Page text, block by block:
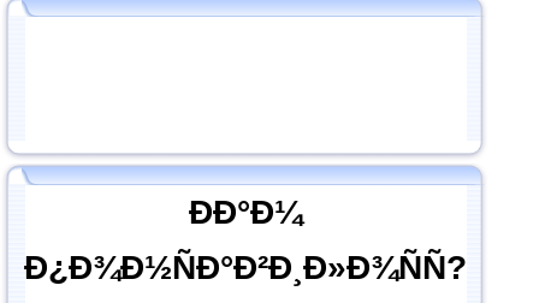
ÐÐ°Ð¼
Ð¿Ð¾Ð½ÑÐ°Ð²Ð¸Ð»Ð¾ÑÑ?